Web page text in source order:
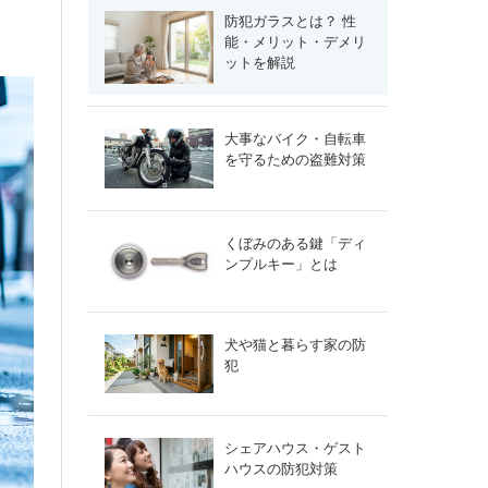
防犯ガラスとは？ 性
能・メリット・デメリ
ットを解説
大事なバイク・自転車
を守るための盗難対策
くぼみのある鍵「ディ
ンプルキー」とは
犬や猫と暮らす家の防
犯
シェアハウス・ゲスト
ハウスの防犯対策